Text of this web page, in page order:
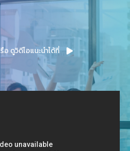
อ ดูวิดีโอแนะนำได้ที่